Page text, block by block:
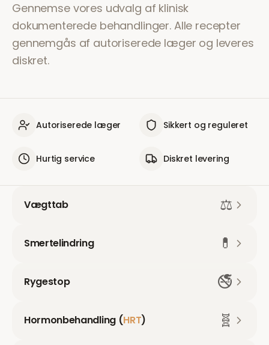
Gennemse vores udvalg af klinisk
dokumenterede behandlinger. Alle recepter
gennemgås af autoriserede læger og leveres
diskret.
Autoriserede læger Sikkert og reguleret
Hurtig service Diskret levering
Vægttab ⚖️
Smertelindring 💊
Rygestop 🚭
Hormonbehandling (HRT) 🧬